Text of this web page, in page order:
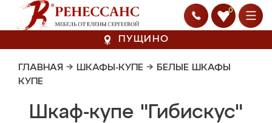
0
ПУЩИНО
ГЛАВНАЯ → ШКАФЫ-КУПЕ → БЕЛЫЕ ШКАФЫ
КУПЕ
Шкаф-купе "Гибискус"